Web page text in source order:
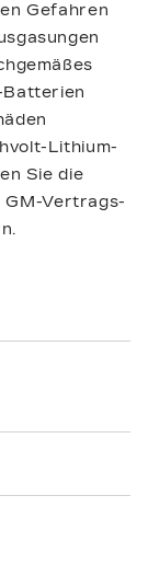
Gefahren
Batterien
Lithium-
Sie die
GM-Vertrags-